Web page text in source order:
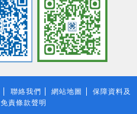
聯絡我們 網站地圖
保障資料及
免責條款聲明